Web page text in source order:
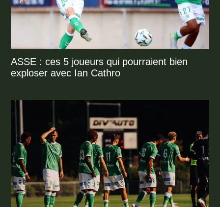
ASSE : ces 5 joueurs qui pourraient bien
exploser avec Ian Cathro